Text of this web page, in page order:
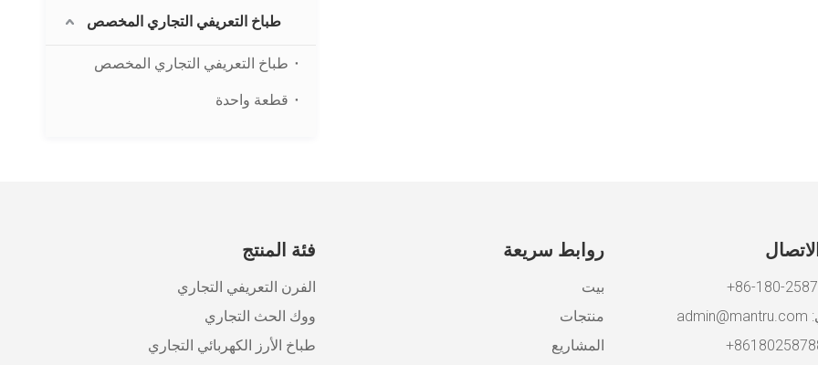
طباخ التعريفي التجاري المخصص
طباخ التعريفي التجاري المخصص
قطعة واحدة
فئة المنتج
الفرن التعريفي التجاري
ووك الحث التجاري
طباخ الأرز الكهربائي التجاري
روابط سريعة
بيت
منتجات
المشاريع
admin@mantru.com